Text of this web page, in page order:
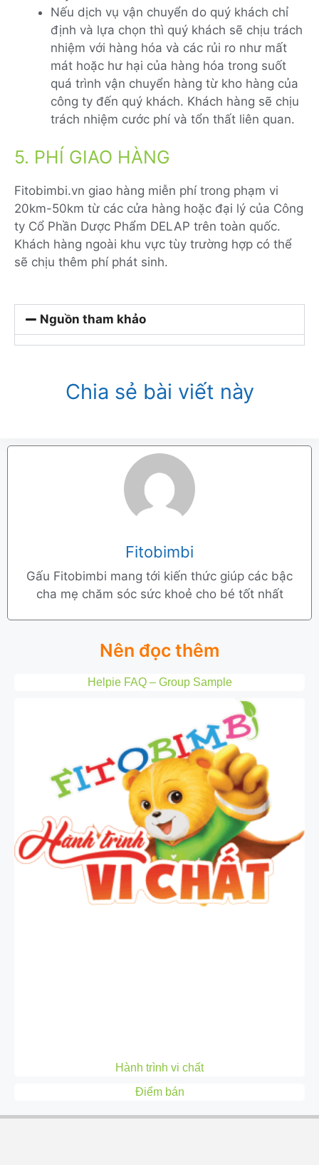
Nếu dịch vụ vận chuyển do quý khách chỉ
định và lựa chọn thì quý khách sẽ chịu trách
nhiệm với hàng hóa và các rủi ro như mất
mát hoặc hư hại của hàng hóa trong suốt
quá trình vận chuyển hàng từ kho hàng của
công ty đến quý khách. Khách hàng sẽ chịu
trách nhiệm cước phí và tổn thất liên quan.
5. PHÍ GIAO HÀNG
Fitobimbi.vn giao hàng miễn phí trong phạm vi
20km-50km từ các cửa hàng hoặc đại lý của Công
ty Cổ Phần Dược Phẩm DELAP trên toàn quốc.
Khách hàng ngoài khu vực tùy trường hợp có thể
sẽ chịu thêm phí phát sinh.
Nguồn tham khảo
Chia sẻ bài viết này
Fitobimbi
Gấu Fitobimbi mang tới kiến thức giúp các bậc
cha mẹ chăm sóc sức khoẻ cho bé tốt nhất
Nên đọc thêm
Helpie FAQ – Group Sample
Hành trình vi chất
Điểm bán